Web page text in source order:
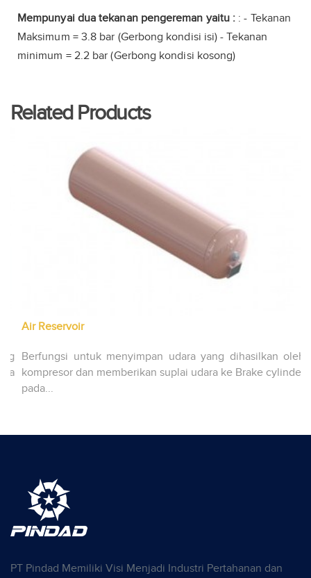
Mempunyai dua tekanan pengereman yaitu : : - Tekanan
Maksimum = 3.8 bar (Gerbong kondisi isi) - Tekanan
minimum = 2.2 bar (Gerbong kondisi kosong)
Related Products
Air Reservoir
Berfungsi untuk menyimpan udara yang dihasilkan oleh
kompresor dan memberikan suplai udara ke Brake cylinder
pada...
PT Pindad Memiliki Visi Menjadi Industri Pertahanan dan